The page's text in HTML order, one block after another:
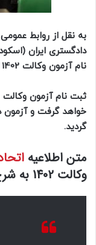
به نقل از روابط
دادگستری ایران
نام آزمون وکالت 1402 از 13 تا 22 اردیبهشت اعلام شده است.
گردید.
متن اطلاعیه
وکالت 1402 به شرح زیر می باشد: